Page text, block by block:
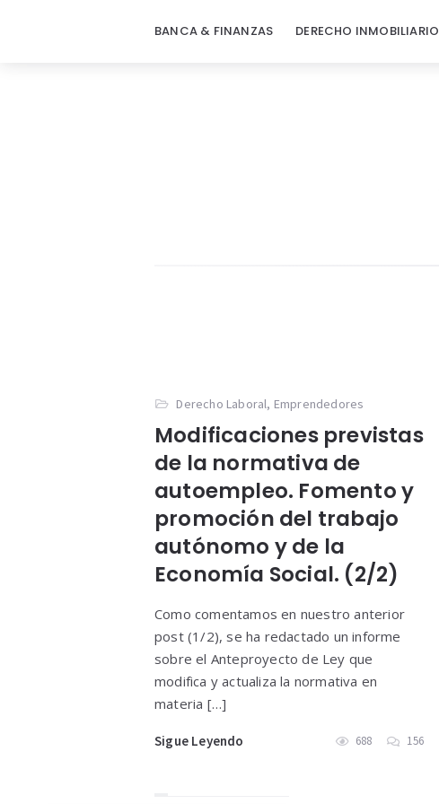
BANCA & FINANZAS DERECHO INMOBILIARIO
Derecho Laboral, Emprendedores
Modificaciones previstas
de la normativa de
autoempleo. Fomento y
promoción del trabajo
autónomo y de la
Economía Social. (2/2)
Como comentamos en nuestro anterior
post (1/2), se ha redactado un informe
sobre el Anteproyecto de Ley que
modifica y actualiza la normativa en
materia […]
Sigue Leyendo 688 156